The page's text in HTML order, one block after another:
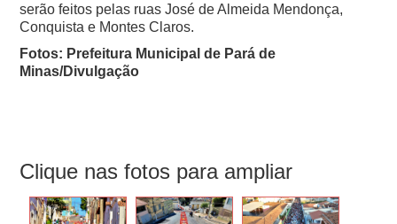
serão feitos pelas ruas José de Almeida Mendonça,
Conquista e Montes Claros.
Fotos: Prefeitura Municipal de Pará de
Minas/Divulgação
Clique nas fotos para ampliar